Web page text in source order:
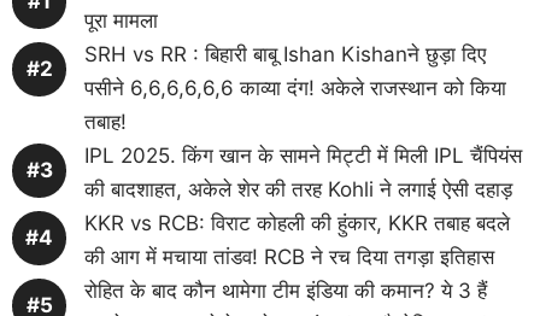
पूरा मामला
SRH vs RR : बिहारी बाबू Ishan Kishanने छुड़ा दिए
पसीने 6,6,6,6,6,6 काव्या दंग! अकेले राजस्थान को किया
तबाह!
IPL 2025. किंग खान के सामने मिट्टी में मिली IPL चैंपियंस
की बादशाहत, अकेले शेर की तरह Kohli ने लगाई ऐसी दहाड़
KKR vs RCB: विराट कोहली की हुंकार, KKR तबाह बदले
की आग में मचाया तांडव! RCB ने रच दिया तगड़ा इतिहास
रोहित के बाद कौन थामेगा टीम इंडिया की कमान? ये 3 हैं